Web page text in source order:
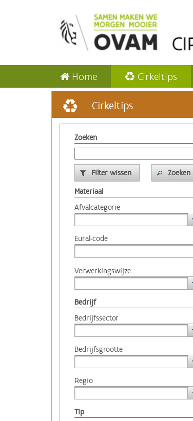
Home Cirkeltips
Cirkeltips
Zoeken
Filter wissen
Zoeken
Materiaal
Afvalcategorie
Eural-code
Verwerkingswijze
Bedrijf
Bedrijfssector
Bedrijfsgrootte
Regio
Tip